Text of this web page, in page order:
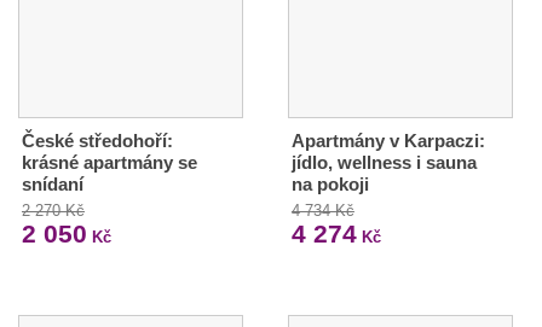
České středohoří:
krásné apartmány se
snídaní
2 270 Kč
2 050 Kč
Apartmány v Karpaczi:
jídlo, wellness i sauna
na pokoji
4 734 Kč
4 274Kč